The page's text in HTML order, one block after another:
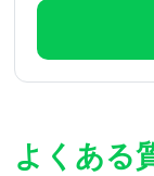
よくある